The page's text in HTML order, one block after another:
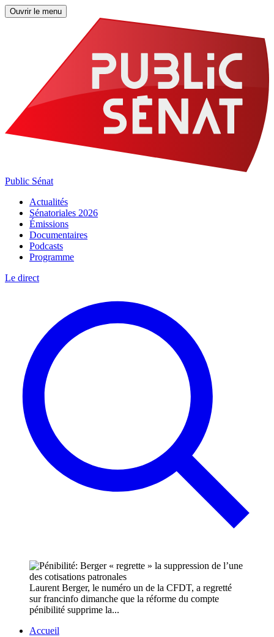
Ouvrir le menu
Public Sénat
Actualités
Sénatoriales 2026
Émissions
Documentaires
Podcasts
Programme
Le direct
Laurent Berger, le numéro un de la CFDT, a regretté
sur francinfo dimanche que la réforme du compte
pénibilité supprime la...
Accueil